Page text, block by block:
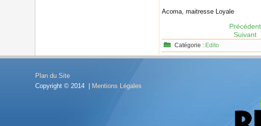
Acoma, maitresse Loyale
Précédent
Suivant
Catégorie : Edito
Plan du Site
Copyright © 2014 |
Mentions Légales